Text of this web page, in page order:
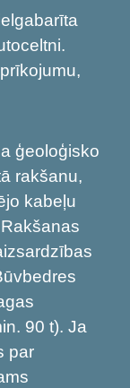
ģeoloģisko
rakšanu,
kabeļu
90 t). Ja
par